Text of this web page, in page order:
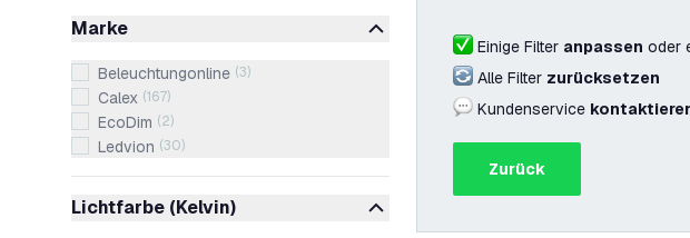
Marke
Beleuchtungonline (3)
Calex (167)
EcoDim (2)
Ledvion (30)
Lichtfarbe (Kelvin)
Einige Filter anpassen oder
Alle Filter zurücksetzen
Kundenservice
Zurück